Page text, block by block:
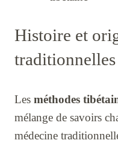
Histoire et
Les méthodes
mélange de savoirs
médecine